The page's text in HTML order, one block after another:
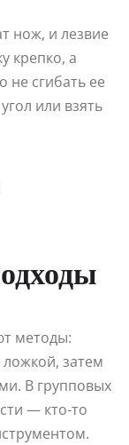
нож, и лезвие
крепко, а
не сгибать ее
или взять
методы:
затем
В групповых
— кто-то